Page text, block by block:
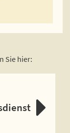
Sie hier: